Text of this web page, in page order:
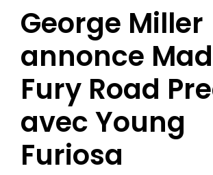
George Miller
annonce
Fury Road
avec Young
Furiosa